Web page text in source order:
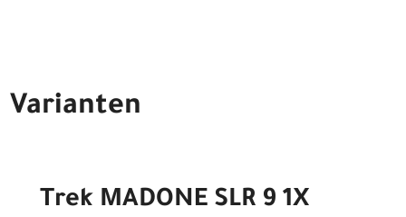
Varianten
Trek MADONE SLR 9 1X